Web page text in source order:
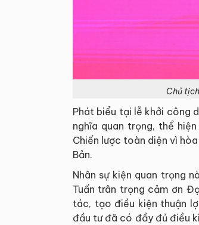
Chủ
Phát biểu tại lễ khởi công
nghĩa quan trọng, thể
Chiến lược toàn diện vì
Bản.
Nhân sự kiện quan trọng
Tuấn trân trọng cảm ơn
tác, tạo điều kiện thuận
đầu tư đã có đầy đủ điều